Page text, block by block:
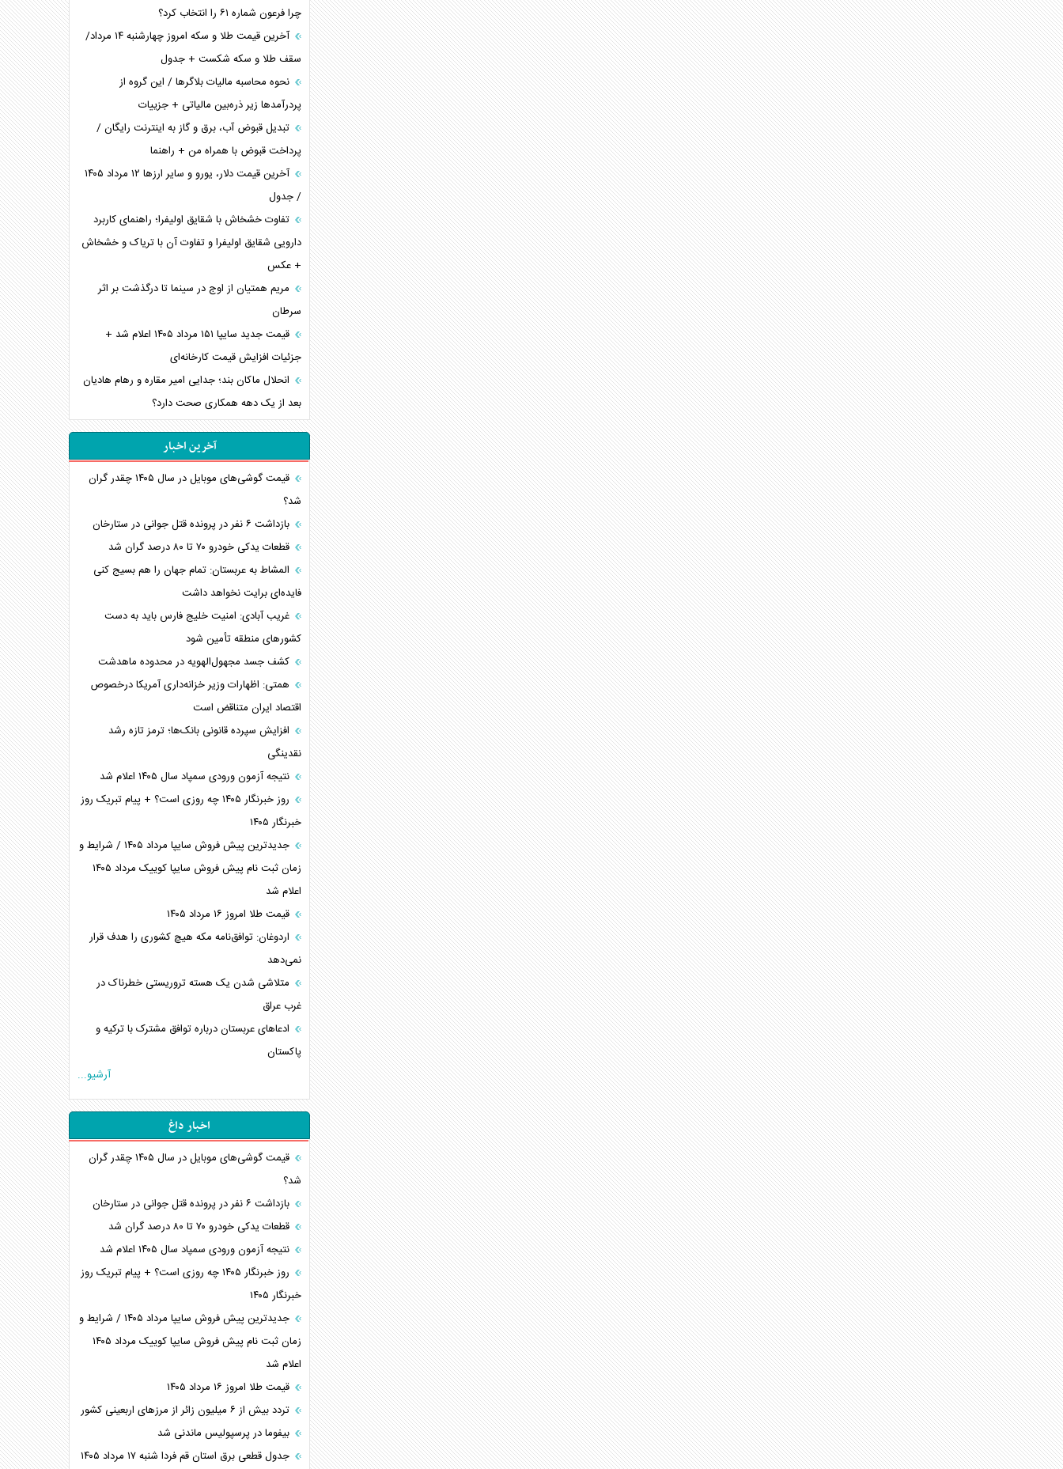
چرا فرعون شماره ۶۱ را انتخاب کرد؟
آخرین قیمت طلا و سکه امروز چهارشنبه ۱۴ مرداد/
سقف طلا و سکه شکست + جدول
نحوه محاسبه مالیات بلاگر‌ها / این گروه از
پردرآمد‌ها زیر ذره‌بین مالیاتی + جزییات
تبدیل قبوض آب، برق و گاز به اینترنت رایگان /
پرداخت قبوض با همراه من + راهنما
آخرین قیمت دلار، یورو و سایر ارز‌ها ۱۲ مرداد ۱۴۰۵
/ جدول
تفاوت خشخاش با شقایق اولیفرا؛ راهنمای کاربرد
دارویی شقایق اولیفرا و تفاوت آن با تریاک و خشخاش
+ عکس
مریم همتیان از اوج در سینما تا درگذشت بر اثر
سرطان
قیمت جدید سایپا ۱۵۱ مرداد ۱۴۰۵ اعلام شد +
جزئیات افزایش قیمت کارخانه‌ای
انحلال ماکان بند؛ جدایی امیر مقاره و رهام هادیان
بعد از یک دهه همکاری صحت دارد؟
آخرین اخبار
قیمت گوشی‌های موبایل در سال ۱۴۰۵ چقدر گران
شد؟
بازداشت ۶ نفر در پرونده قتل جوانی در ستارخان
قطعات یدکی خودرو ۷۰ تا ۸۰ درصد گران شد
المشاط به عربستان: تمام جهان را هم بسیج کنی
فایده‌ای برایت نخواهد داشت
غریب آبادی: امنیت خلیج فارس باید به دست
کشورهای منطقه تأمین شود
کشف جسد مجهول‌الهویه در محدوده ماهدشت
همتی: اظهارات وزیر خزانه‌داری آمریکا درخصوص
اقتصاد ایران متناقض است
افزایش سپرده قانونی بانک‌ها؛ ترمز تازه رشد
نقدینگی
نتیجه آزمون ورودی سمپاد سال ۱۴۰۵ اعلام شد
روز خبرنگار ۱۴۰۵ چه روزی است؟ + پیام تبریک روز
خبرنگار ۱۴۰۵
جدیدترین پیش فروش سایپا مرداد ۱۴۰۵ / شرایط و
زمان ثبت نام پیش فروش سایپا کوییک مرداد ۱۴۰۵
اعلام شد
قیمت طلا امروز ۱۶ مرداد ۱۴۰۵
اردوغان: توافق‌نامه مکه هیچ کشوری را هدف قرار
نمی‌دهد
متلاشی شدن یک هسته تروریستی خطرناک در
غرب عراق
ادعاهای عربستان درباره توافق مشترک با ترکیه و
پاکستان
آرشیو...
اخبار داغ
قیمت گوشی‌های موبایل در سال ۱۴۰۵ چقدر گران
شد؟
بازداشت ۶ نفر در پرونده قتل جوانی در ستارخان
قطعات یدکی خودرو ۷۰ تا ۸۰ درصد گران شد
نتیجه آزمون ورودی سمپاد سال ۱۴۰۵ اعلام شد
روز خبرنگار ۱۴۰۵ چه روزی است؟ + پیام تبریک روز
خبرنگار ۱۴۰۵
جدیدترین پیش فروش سایپا مرداد ۱۴۰۵ / شرایط و
زمان ثبت نام پیش فروش سایپا کوییک مرداد ۱۴۰۵
اعلام شد
قیمت طلا امروز ۱۶ مرداد ۱۴۰۵
تردد بیش از ۶ میلیون زائر از مرزهای اربعینی کشور
بیفوما در پرسپولیس ماندنی شد
جدول قطعی برق استان قم فردا شنبه ۱۷ مرداد ۱۴۰۵